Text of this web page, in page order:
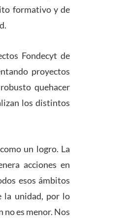
formativo y de
Fondecyt de
proyectos
quehacer
los distintos
un logro. La
acciones en
esos ámbitos
la unidad, por lo
es menor. Nos